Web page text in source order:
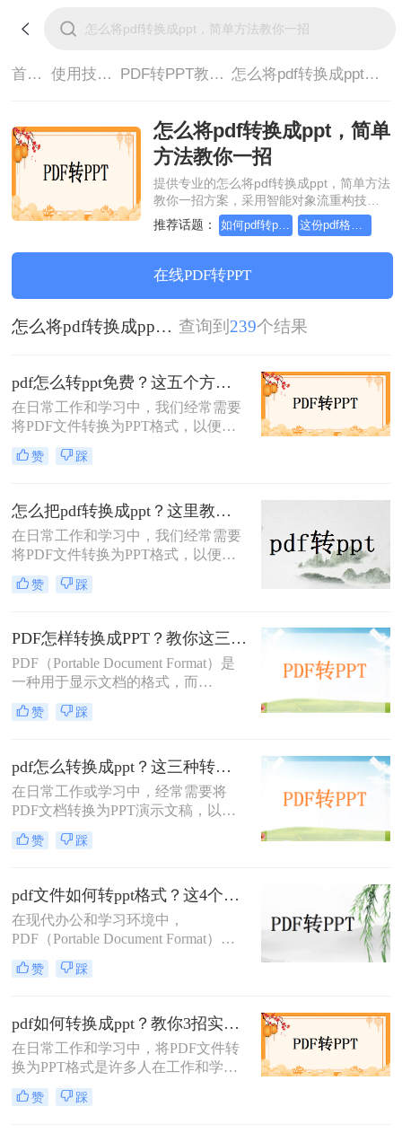
首页> 使用技巧> PDF转PPT教程> 怎么将pdf转换成ppt，简单方法教你一招
怎么将pdf转换成ppt，简单
方法教你一招
提供专业的怎么将pdf转换成ppt，简单方法
教你一招方案，采用智能对象流重构技
术，确保文档1:1高保真还原且排版不乱
码。支持一键批量处理，全链路 SSL 加密
保障隐私安全。助您快速实现怎么将pdf转
换成ppt，简单方法教你一招，无需安装，
高效办公。
推荐话题： 如何pdf转ppt，这个方法简单又方便
在线PDF转PPT
怎么将pdf转换成ppt，简单方法教你一招 查询到 239个结果
pdf怎么转ppt免费？这五个方法请收好！方便又好用！
在日常工作和学习中，我们经常需要
将PDF文件转换为PPT格式，以便进
行演示或编辑。那么pdf怎么转ppt免
费呢？虽然市面上有许多付费的转换
转PPT方法，帮助你轻松实现文件格
式的转换。
赞 踩
怎么把pdf转换成ppt？这里教你这四种方法！
在日常工作和学习中，我们经常需要
将PDF文件转换为PPT格式，以便更
好地进行演示和编辑。那么怎么把
PDF转换成PPT呢？以下将介绍三种
PDF到PPT的转换。
赞 踩
PDF怎样转换成PPT？教你这三种转换方法！
PDF（Portable Document Format）是
一种用于显示文档的格式，而
PPT（PowerPoint）是一种用于演示的
文件格式。PDF文件常用于保存文档
文件转换为PPT格式以便于制作演示
文稿。那么PDF怎样转换成PPT呢？
在本文中，我们将介绍三种方法，以
帮助您将PDF文件转换为PPT文件。
赞 踩
pdf怎么转换成ppt？这三种转换方法分享给你!！
在日常工作或学习中，经常需要将
PDF文档转换为PPT演示文稿，以便
于更好地展示和编辑内容。
PDF（Portable Document Format）因
用，但PPT（PowerPoint）则因其动态
演示功能而备受青睐。那么pdf怎么转
换成ppt呢？本文将介绍三种将PDF转
换为PPT的高效方法，帮助您轻松完
成格式转换。
赞 踩
pdf文件如何转ppt格式？这4个方法请收好！方便又好用！
在现代办公和学习环境中，
PDF（Portable Document Format）因
其出色的跨平台兼容性和保持文档格
式不变的能力而广受欢迎。然而，在
件中的内容转换成PPT（PowerPoint
Presentation）格式，以便进行演示或
进一步编辑。那么pdf文件如何转ppt
格式呢？本文将详细介绍几种将PDF
文件转换为PPT格式的有效方法，帮
助您轻松应对这一需求。
赞 踩
pdf如何转换成ppt？教你3招实用方法轻松搞定！
在日常工作和学习中，将PDF文件转
换为PPT格式是许多人在工作和学习
中常遇到的需求，特别是当需要将
PDF中的内容进行编辑、演示或分享
赞 踩